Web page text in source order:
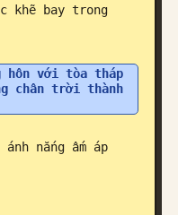
khẽ bay trong
hôn với tòa tháp
chân trời thành